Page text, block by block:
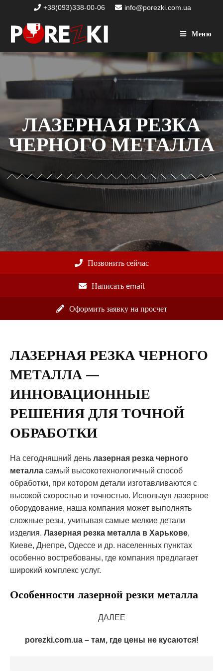
+38(093)338-00-06 info@porezki.com.ua
Меню
ЛАЗЕРНАЯ РЕЗКА
ЧЕРНОГО МЕТАЛЛА
Позвонить сейчас
Написать email
Оформить заявку на просчет
ЛАЗЕРНАЯ РЕЗКА ЧЕРНОГО
МЕТАЛЛА —
ИННОВАЦИОННЫЕ
РЕШЕНИЯ ДЛЯ ТОЧНОЙ
ОБРАБОТКИ
На сегодняшний день лазерная резка черного
металла самый высокотехнологичный способ
обработки, при котором детали изготавливаются с
высокой скоростью и точностью. Используя лазерное
оборудование, наша компания может выполнять
сложные резы, учитывая самые мелкие детали
изделия. Лазерная резка металла в Харькове,
Киеве, Днепре, Одессе и др. населенных пунктах
особенно востребованы, где компания предлагает
широкий комплекс услуг.
Особенности лазерной резки металла
ДАЛЕЕ
porezki.com.ua – там, где цены не кусаются!